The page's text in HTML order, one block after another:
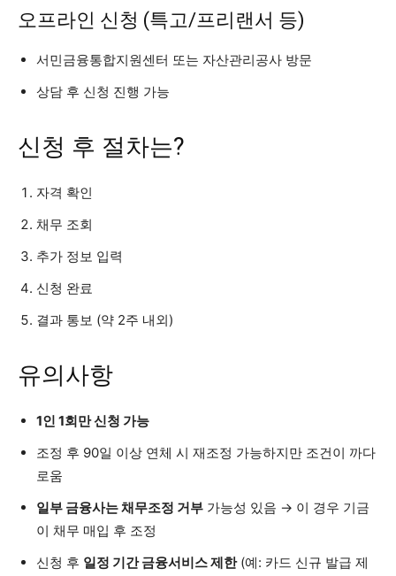
오프라인 신청 (특고/프리랜서 등)
서민금융통합지원센터 또는 자산관리공사 방문
상담 후 신청 진행 가능
신청 후 절차는?
자격 확인
채무 조회
추가 정보 입력
신청 완료
결과 통보 (약 2주 내외)
유의사항
1인 1회만 신청 가능
조정 후 90일 이상 연체 시 재조정 가능하지만 조건이 까다
로움
일부 금융사는 채무조정 거부 가능성 있음 → 이 경우 기금
이 채무 매입 후 조정
신청 후 일정 기간 금융서비스 제한(예: 카드 신규 발급 제